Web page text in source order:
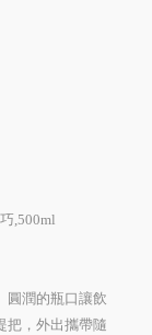
圓潤的瓶口讓飲
把，外出攜帶隨